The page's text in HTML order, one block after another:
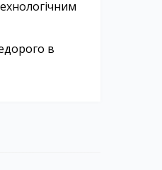
в